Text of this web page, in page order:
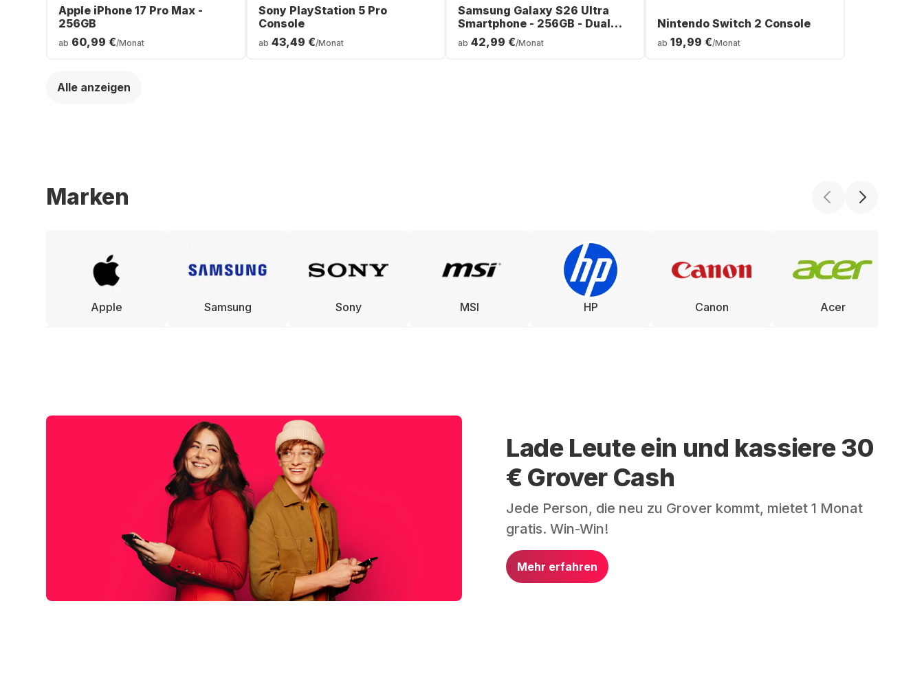
Apple iPhone 17 Pro Max -
256GB
ab 60,99 €/Monat
Sony PlayStation 5 Pro
Console
ab 43,49 €/Monat
Samsung Galaxy S26 Ultra
Smartphone - 256GB - Dual
SIM
ab 42,99 €/Monat
Nintendo Switch 2 Console
ab 19,99 €/Monat
Alle anzeigen
Marken
Apple Samsung Sony MSI HP Canon Acer
Lade Leute ein und kassiere 30
€ Grover Cash
Jede Person, die neu zu Grover kommt, mietet 1 Monat
gratis. Win-Win!
Mehr erfahren